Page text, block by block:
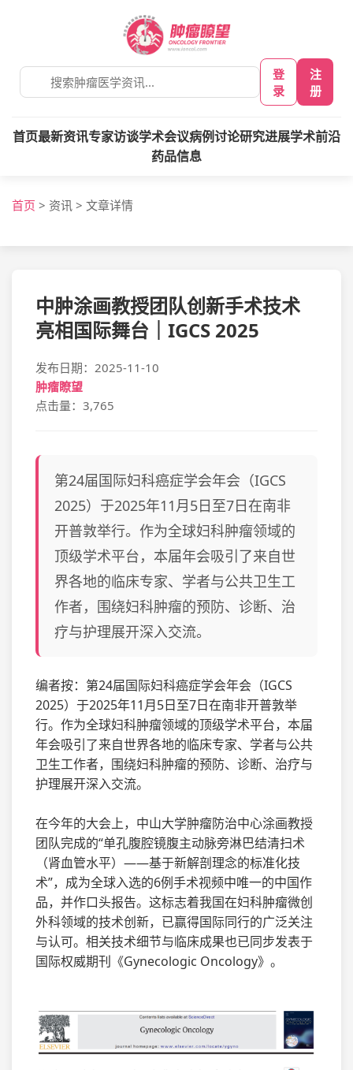
登
录
注
册
首页最新资讯专家访谈学术会议病例讨论研究进展学术前沿
药品信息
首页 > 资讯 > 文章详情
中肿涂画教授团队创新手术技术
亮相国际舞台｜IGCS 2025
发布日期：2025-11-10
肿瘤瞭望
点击量：3,765
第24届国际妇科癌症学会年会（IGCS
2025）于2025年11月5日至7日在南非
开普敦举行。作为全球妇科肿瘤领域的
顶级学术平台，本届年会吸引了来自世
界各地的临床专家、学者与公共卫生工
作者，围绕妇科肿瘤的预防、诊断、治
疗与护理展开深入交流。
编者按：第24届国际妇科癌症学会年会（IGCS
2025）于2025年11月5日至7日在南非开普敦举
行。作为全球妇科肿瘤领域的顶级学术平台，本届
年会吸引了来自世界各地的临床专家、学者与公共
卫生工作者，围绕妇科肿瘤的预防、诊断、治疗与
护理展开深入交流。
在今年的大会上，中山大学肿瘤防治中心涂画教授
团队完成的“单孔腹腔镜腹主动脉旁淋巴结清扫术
（肾血管水平）——基于新解剖理念的标准化技
术”，成为全球入选的6例手术视频中唯一的中国作
品，并作口头报告。这标志着我国在妇科肿瘤微创
外科领域的技术创新，已赢得国际同行的广泛关注
与认可。相关技术细节与临床成果也已同步发表于
国际权威期刊《Gynecologic Oncology》。